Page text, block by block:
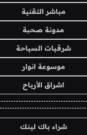
مباشر التقنية
مدونة صحبة
شرقيات السياحة
موسوعة انوار
اشراق الأرباح
شراء باك لينك